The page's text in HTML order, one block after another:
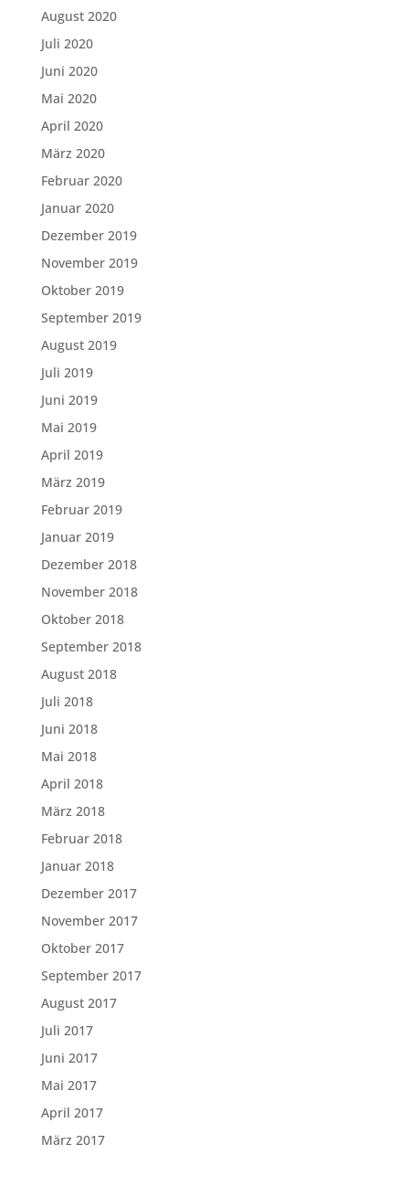
August 2020
Juli 2020
Juni 2020
Mai 2020
April 2020
März 2020
Februar 2020
Januar 2020
Dezember 2019
November 2019
Oktober 2019
September 2019
August 2019
Juli 2019
Juni 2019
Mai 2019
April 2019
März 2019
Februar 2019
Januar 2019
Dezember 2018
November 2018
Oktober 2018
September 2018
August 2018
Juli 2018
Juni 2018
Mai 2018
April 2018
März 2018
Februar 2018
Januar 2018
Dezember 2017
November 2017
Oktober 2017
September 2017
August 2017
Juli 2017
Juni 2017
Mai 2017
April 2017
März 2017